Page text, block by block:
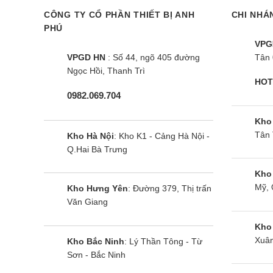
Tìm
CÔNG TY CỔ PHẦN THIẾT BỊ ANH
PHÚ
VPGD HN : Số 44, ngõ 405 đường
Ngọc Hồi, Thanh Trì
0982.069.704
Kho Hà Nội: Kho K1 - Cảng Hà Nội -
Q.Hai Bà Trưng
Kho Hưng Yên: Đường 379, Thị trấn
Văn Giang
Kho Bắc Ninh: Lý Thần Tông - Từ
Sơn - Bắc Ninh
CHI
Tân
Kho
Tân
Kho
Mỹ,
Kho